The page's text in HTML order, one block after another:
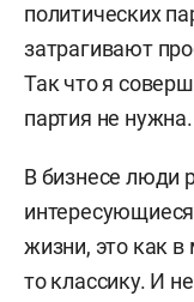
политических
затрагивают
Так что я
партия не нужна.
В бизнесе люди
жизни, это как
то классику. И